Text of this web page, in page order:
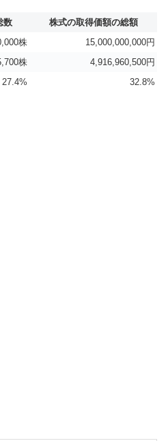
数
株式の取得価額の総額
株
15,000,000,000円
株
4,916,960,500円
27.4% 32.8%